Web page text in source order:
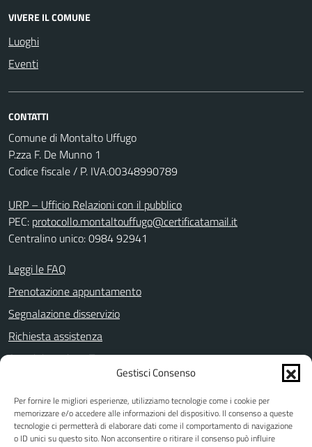
Gestisci Consenso
Per fornire le migliori esperienze, utilizziamo tecnologie come i cookie per
memorizzare e/o accedere alle informazioni del dispositivo. Il consenso a queste
tecnologie ci permetterà di elaborare dati come il comportamento di navigazione
o ID unici su questo sito. Non acconsentire o ritirare il consenso può influire
VIVERE IL COMUNE
Luoghi
Eventi
CONTATTI
Comune di Montalto Uffugo
P.zza F. De Munno 1
Codice fiscale / P. IVA:00348990789
URP – Ufficio Relazioni con il pubblico
PEC: protocollo.montaltouffugo@certificatamail.it
Centralino unico: 0984 92941
Leggi le FAQ
Prenotazione appuntamento
Segnalazione disservizio
Richiesta assistenza
Amministrazione Trasparente
Note legali
Dichiarazione di accessibilità